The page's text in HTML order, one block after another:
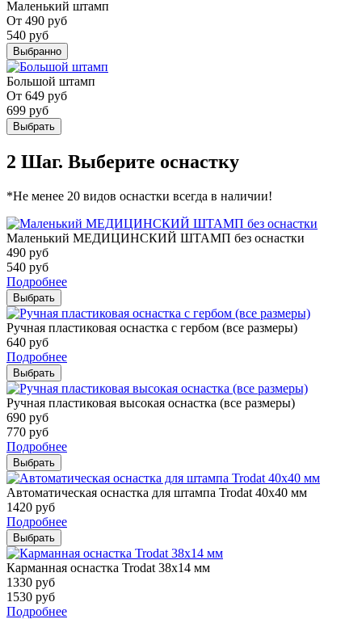
Маленький штамп
От 490 руб
540 руб
Выбранно
Большой штамп
От 649 руб
699 руб
Выбрать
2 Шаг. Выберите оснастку
*Не менее 20 видов оснастки всегда в наличии!
Маленький МЕДИЦИНСКИЙ ШТАМП без оснастки
490 руб
540 руб
Подробнее
Выбрать
Ручная пластиковая оснастка с гербом (все размеры)
640 руб
Подробнее
Выбрать
Ручная пластиковая высокая оснастка (все размеры)
690 руб
770 руб
Подробнее
Выбрать
Автоматическая оснастка для штампа Trodat 40х40 мм
1420 руб
Подробнее
Выбрать
Карманная оснастка Trodat 38х14 мм
1330 руб
1530 руб
Подробнее